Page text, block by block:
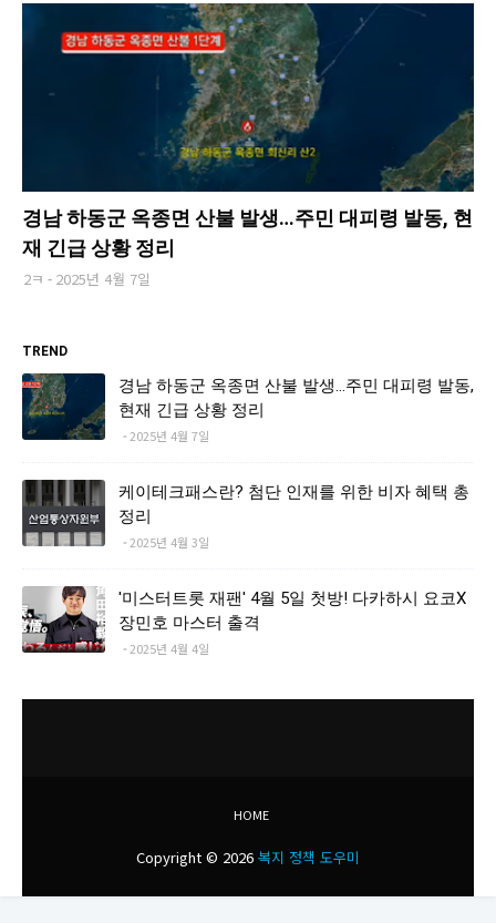
경남 하동군 옥종면 산불 발생…주민 대피령 발동, 현
재 긴급 상황 정리
2ㅋ 2025년 4월 7일
TREND
경남 하동군 옥종면 산불 발생…주민 대피령 발동,
현재 긴급 상황 정리
2025년 4월 7일
케이테크패스란? 첨단 인재를 위한 비자 혜택 총
정리
2025년 4월 3일
'미스터트롯 재팬' 4월 5일 첫방! 다카하시 요코X
장민호 마스터 출격
2025년 4월 4일
HOME
Copyright © 2026 복지 정책 도우미